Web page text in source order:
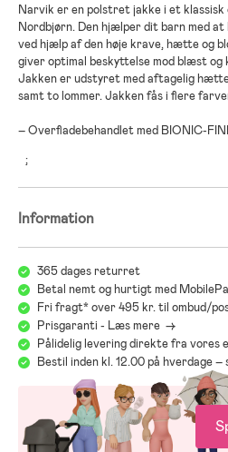
Narvik er en polstret jakke i et
Nordbjørn. Den hjælper dit barn med at
ved hjælp af den høje krave, hætte og
giver optimal beskyttelse mod blæst og
Jakken er udstyret med aftagelig
samt to lommer. Jakken fås i flere
– Overfladebehandlet med BIONIC-
;
Information
365 dages returret
Betal nemt og hurtigt med
Fri fragt* over 495 kr. til ombud/
Prisgaranti - Læs mere ->
Pålidelig levering direkte fra vores
Bestil inden kl. 12.00 på hverdage –